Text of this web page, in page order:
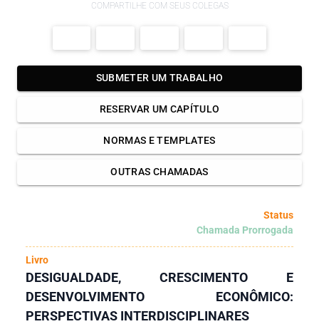
COMPARTILHE COM SEUS COLEGAS
SUBMETER UM TRABALHO
RESERVAR UM CAPÍTULO
NORMAS E TEMPLATES
OUTRAS CHAMADAS
Status
Chamada Prorrogada
Livro
DESIGUALDADE, CRESCIMENTO E
DESENVOLVIMENTO ECONÔMICO:
PERSPECTIVAS INTERDISCIPLINARES